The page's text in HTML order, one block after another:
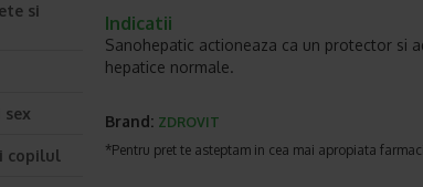
Indicatii
Sanohepatic actioneaza ca un protector si
hepatice normale.
Brand: ZDROVIT
*Pentru pret te asteptam in cea mai apropiata
si
sex
copilul